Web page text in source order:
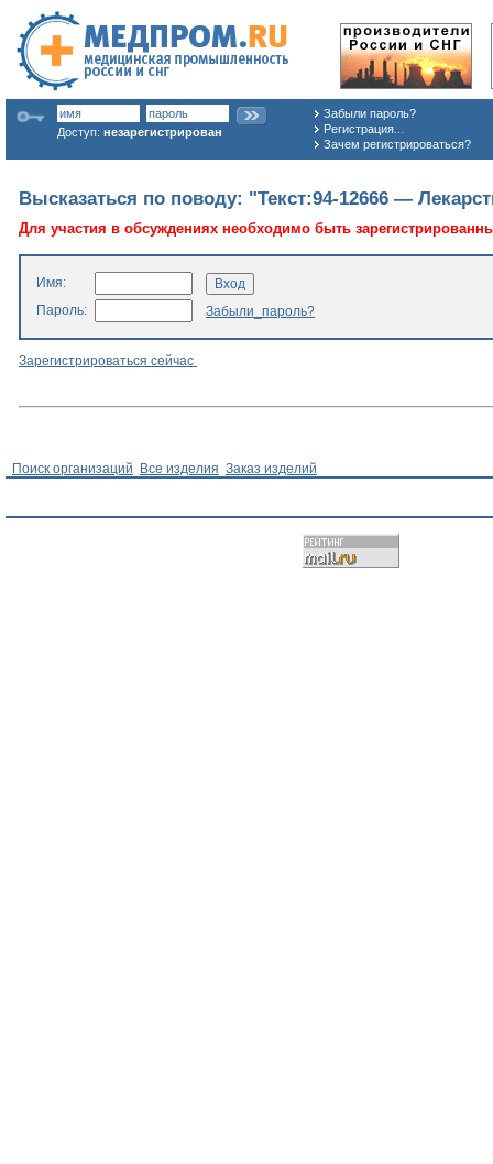
Доступ: незарегистрирован
Забыли пароль?
Регистрация...
Зачем регистрироваться?
Высказаться по поводу: "Текст:94-12666 —
Для участия в обсуждениях необходимо быть
Имя:
Пароль:
Забыли_пароль?
Зарегистрироваться сейчас
Поиск организаций Все изделия Заказ изделий